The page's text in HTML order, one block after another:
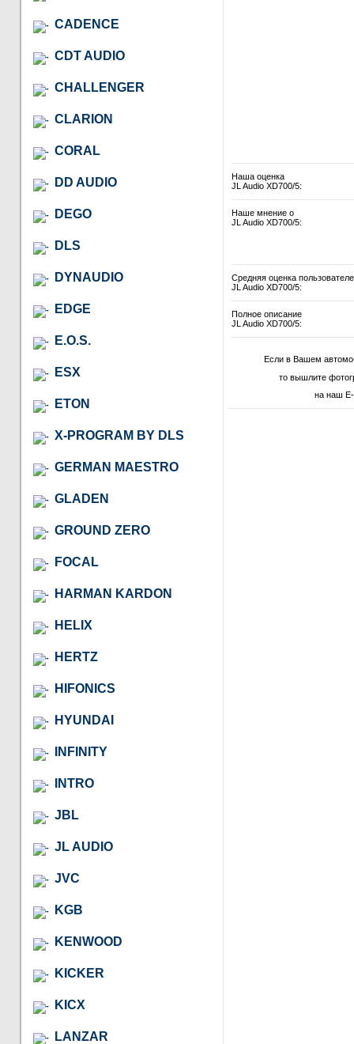
CADENCE
CDT AUDIO
CHALLENGER
CLARION
CORAL
DD AUDIO
DEGO
DLS
DYNAUDIO
EDGE
E.O.S.
ESX
ETON
X-PROGRAM BY DLS
GERMAN MAESTRO
GLADEN
GROUND ZERO
FOCAL
HARMAN KARDON
HELIX
HERTZ
HIFONICS
HYUNDAI
INFINITY
INTRO
JBL
JL AUDIO
JVC
KGB
KENWOOD
KICKER
KICX
LANZAR
Наша оценка
JL Audio XD700/5:
Наше мнение о
JL Audio XD700/5:
Средняя оценка
JL Audio XD700/5:
Полное описание
JL Audio XD700/5:
Если в Вашем
то вышлите
на наш